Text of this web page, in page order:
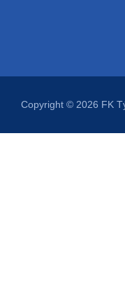
Copyright © 2026 FK